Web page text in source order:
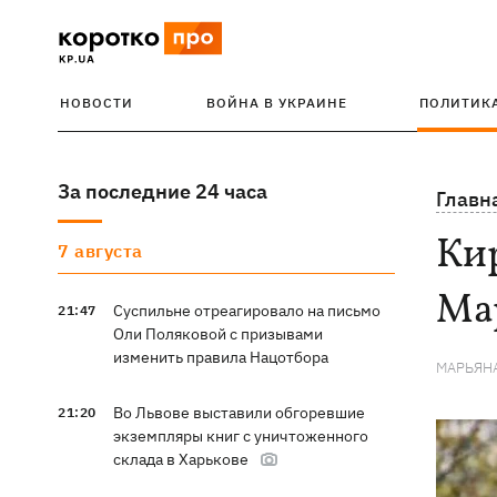
НОВОСТИ ВОЙНА В УКРАИНЕ
За последние 24 часа
7 августа
21:47
Суспильне отреагировало на письмо
Оли Поляковой с призывами
изменить правила Нацотбора
21:20
Во Львове выставили обгоревшие
экземпляры книг с уничтоженного
склада в Харькове